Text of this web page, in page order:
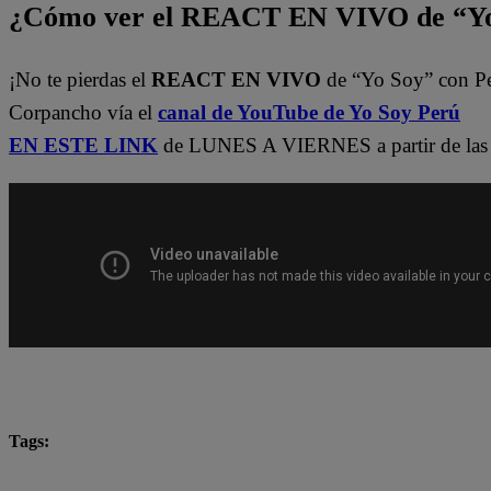
¿Cómo ver el REACT EN VIVO de
¡No te pierdas el REACT EN VIVO de “Yo Soy” con
Corpancho vía el canal de YouTube de Yo Soy Perú
EN ESTE LINK de LUNES A VIERNES a partir de
Tags: